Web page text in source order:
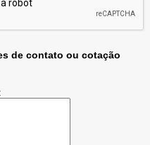
de contato ou cotação